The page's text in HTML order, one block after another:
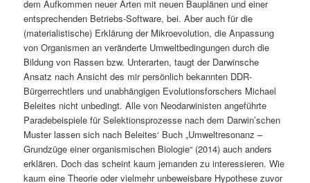
dem Aufkommen neuer Arten mit neuen Bauplänen und einer
entsprechenden Betriebs-Software, bei. Aber auch für die
(materialistische) Erklärung der Mikroevolution, die Anpassung
von Organismen an veränderte Umweltbedingungen durch die
Bildung von Rassen bzw. Unterarten, taugt der Darwinsche
Ansatz nach Ansicht des mir persönlich bekannten DDR-
Bürgerrechtlers und unabhängigen Evolutionsforschers Michael
Beleites nicht unbedingt. Alle von Neodarwinisten angeführte
Paradebeispiele für Selektionsprozesse nach dem Darwin’schen
Muster lassen sich nach Beleites‘ Buch „Umweltresonanz –
Grundzüge einer organismischen Biologie“ (2014) auch anders
erklären. Doch das scheint kaum jemanden zu interessieren. Wie
kaum eine Theorie oder vielmehr unbeweisbare Hypothese zuvor